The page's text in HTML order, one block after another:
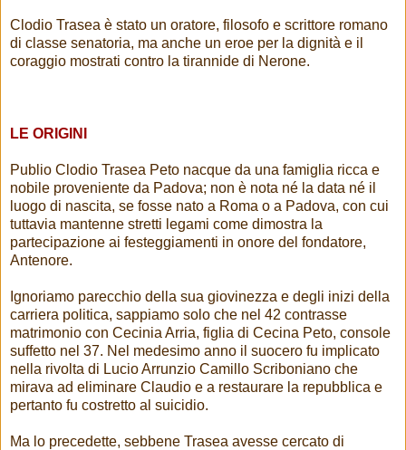
Clodio Trasea è stato un oratore, filosofo e scrittore romano
di classe senatoria, ma anche un eroe per la dignità e il
coraggio mostrati contro la tirannide di Nerone.
LE ORIGINI
Publio Clodio Trasea Peto nacque da una famiglia ricca e
nobile proveniente da Padova; non è nota né la data né il
luogo di nascita, se fosse nato a Roma o a Padova, con cui
tuttavia mantenne stretti legami come dimostra la
partecipazione ai festeggiamenti in onore del fondatore,
Antenore.
Ignoriamo parecchio della sua giovinezza e degli inizi della
carriera politica, sappiamo solo che nel 42 contrasse
matrimonio con Cecinia Arria, figlia di Cecina Peto, console
suffetto nel 37. Nel medesimo anno il suocero fu implicato
nella rivolta di Lucio Arrunzio Camillo Scriboniano che
mirava ad eliminare Claudio e a restaurare la repubblica e
pertanto fu costretto al suicidio.
Ma lo precedette, sebbene Trasea avesse cercato di